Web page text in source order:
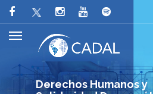
Derechos Humanos y